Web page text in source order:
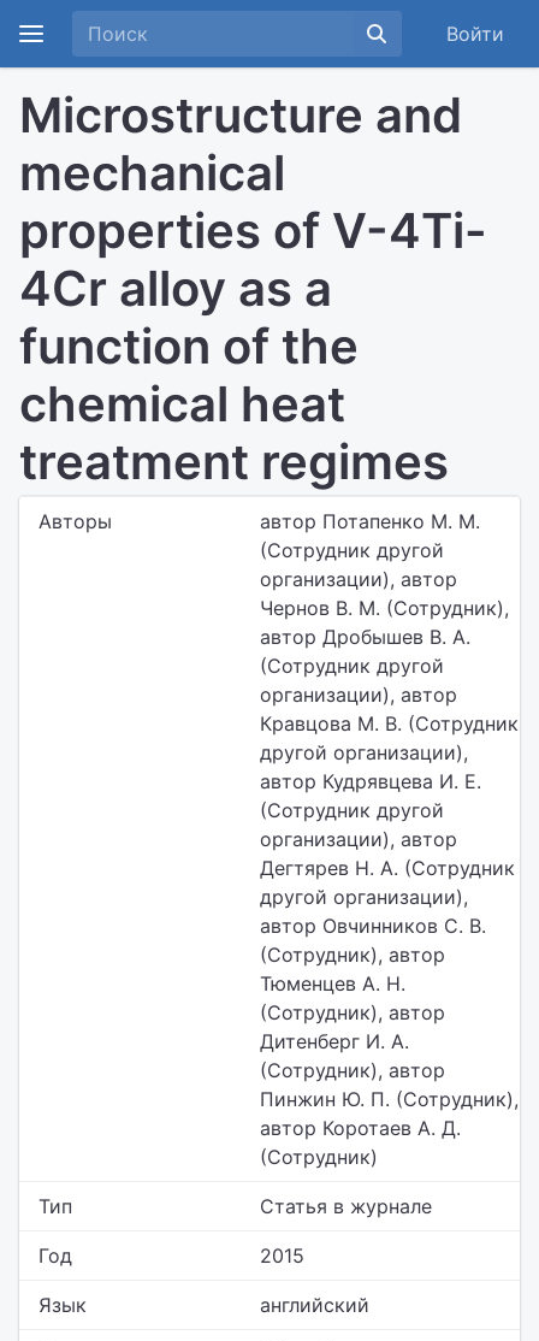
Войти
Microstructure and
mechanical
properties of V-4Ti-
4Cr alloy as a
function of the
chemical heat
treatment regimes
Авторы
автор Потапенко М. М.
(Сотрудник другой
организации), автор
Чернов В. М. (Сотрудник),
автор Дробышев В. А.
(Сотрудник другой
организации), автор
Кравцова М. В. (Сотрудник
другой организации),
автор Кудрявцева И. Е.
(Сотрудник другой
организации), автор
Дегтярев Н. А. (Сотрудник
другой организации),
автор Овчинников С. В.
(Сотрудник), автор
Тюменцев А. Н.
(Сотрудник), автор
Дитенберг И. А.
(Сотрудник), автор
Пинжин Ю. П. (Сотрудник),
автор Коротаев А. Д.
(Сотрудник)
Тип Статья в журнале
Год 2015
Язык английский